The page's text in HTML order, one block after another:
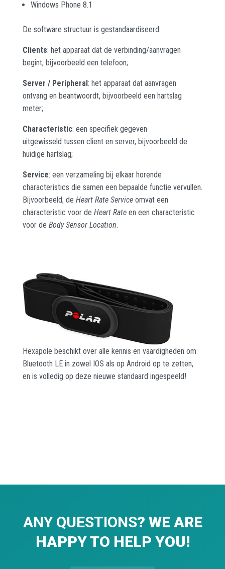
Windows Phone 8.1
De software structuur is gestandaardiseerd:
Clients: het apparaat dat de verbinding/aanvragen
begint, bijvoorbeeld een telefoon;
Server / Peripheral : het apparaat dat aanvragen
ontvang en beantwoordt, bijvoorbeeld een hartslag
meter;
Characteristic: een specifiek gegeven
uitgewisseld tussen client en server, bijvoorbeeld de
huidige hartslag;
Service: een verzameling bij elkaar horende
characteristics die samen een bepaalde functie vervullen.
Bijvoorbeeld; de Heart Rate Serviceomvat een
characteristic voor de Heart Rateen een characteristic
voor de Body Sensor Location.
Hexapole beschikt over alle kennis en vaardigheden om
Bluetooth LE in zowel IOS als op Android op te zetten,
en is volledig op deze nieuwe standaard ingespeeld!
ANY QUESTIONS? WE ARE
HAPPY TO HELP YOU!